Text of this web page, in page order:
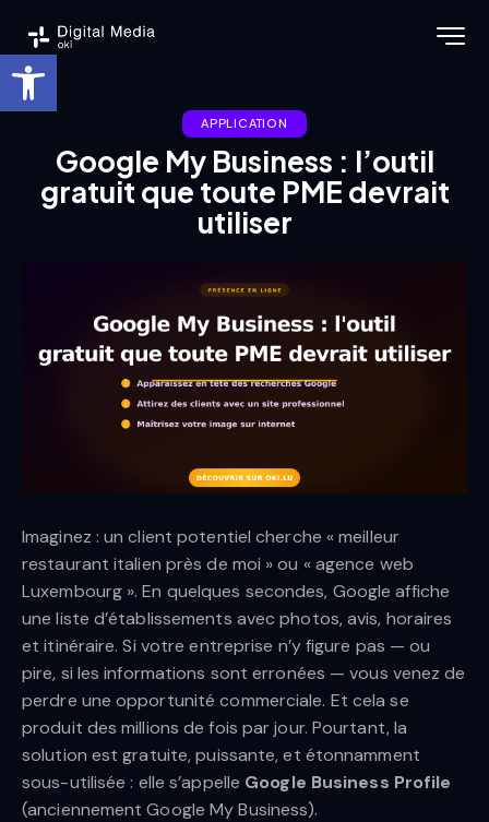
Ouvrir la barre d’outils
APPLICATION
Google My Business : l’outil
gratuit que toute PME devrait
utiliser
Imaginez : un client potentiel cherche « meilleur
restaurant italien près de moi » ou « agence web
Luxembourg ». En quelques secondes, Google affiche
une liste d’établissements avec photos, avis, horaires
et itinéraire. Si votre entreprise n’y figure pas — ou
pire, si les informations sont erronées — vous venez de
perdre une opportunité commerciale. Et cela se
produit des millions de fois par jour. Pourtant, la
solution est gratuite, puissante, et étonnamment
sous-utilisée : elle s’appelle Google Business Profile
(anciennement Google My Business).